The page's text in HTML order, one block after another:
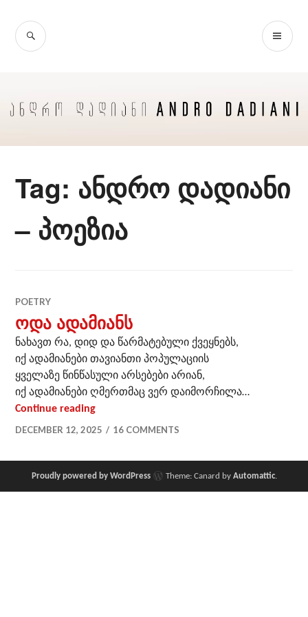
content
SEARCH
Tag: ანდრო დადიანი
– პოეზია
POETRY
ოდა ადამიანს
ნახავთ რა, დიდ და წარმატებული ქვეყნებს,
იქ ადამიანები თავიანთი პოპულაციის
ყველაზე წინწასული არსებები არიან,
იქ ადამიანები ღმერთმაც ვერ დაიმორჩილა…
Continue readingოდა ადამიანს
DECEMBER 12, 2025
16 COMMENTS
Proudly powered by WordPress Theme: Canard by Automattic.